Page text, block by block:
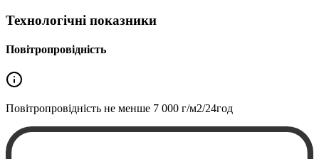
Технологічні показники
Повітропровідність
Повітропровідність не менше 7 000 г/м2/24год